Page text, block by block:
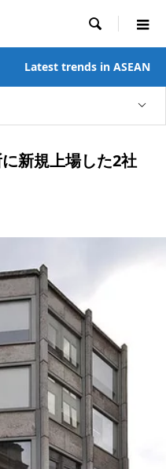

Latest trends in ASEAN
新規上場した2社